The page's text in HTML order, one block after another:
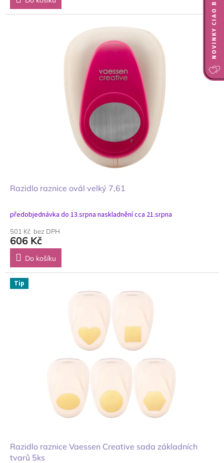
Razidlo raznice ovál velký 7,61
předobjednávka do 13.srpna naskladnění cca 21.srpna
501 Kč bez DPH
606 Kč
Do košíku
Tip
Razidlo raznice Vaessen Creative sada základních
tvarů 5ks
NOVINKY CIAO BELLA